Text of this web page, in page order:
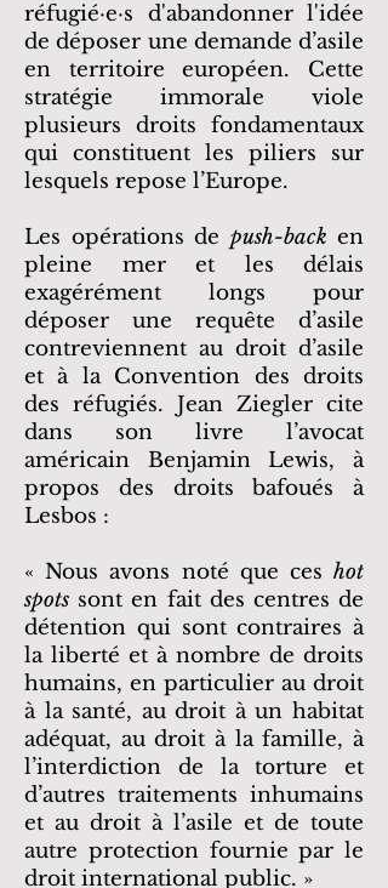
réfugié·e·s d'abandonner l'idée
de déposer une demande d’asile
en territoire européen. Cette
stratégie immorale viole
plusieurs droits fondamentaux
qui constituent les piliers sur
lesquels repose l’Europe.
Les opérations de push-back en
pleine mer et les délais
exagérément longs pour
déposer une requête d’asile
contreviennent au droit d’asile
et à la Convention des droits
des réfugiés. Jean Ziegler cite
dans son livre l’avocat
américain Benjamin Lewis, à
propos des droits bafoués à
Lesbos :
« Nous avons noté que ces hot
spots sont en fait des centres de
détention qui sont contraires à
la liberté et à nombre de droits
humains, en particulier au droit
à la santé, au droit à un habitat
adéquat, au droit à la famille, à
l’interdiction de la torture et
d’autres traitements inhumains
et au droit à l’asile et de toute
autre protection fournie par le
droit international public. »